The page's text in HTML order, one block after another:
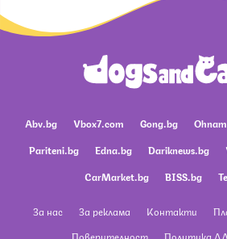
Abv.bg Vbox7.com Gong.bg
Pariteni.bg
Edna.bg Dariknews.bg
CarMarket.bg
BISS.bg
За нас За реклама Контакти
Поверителност
Политика ЛД